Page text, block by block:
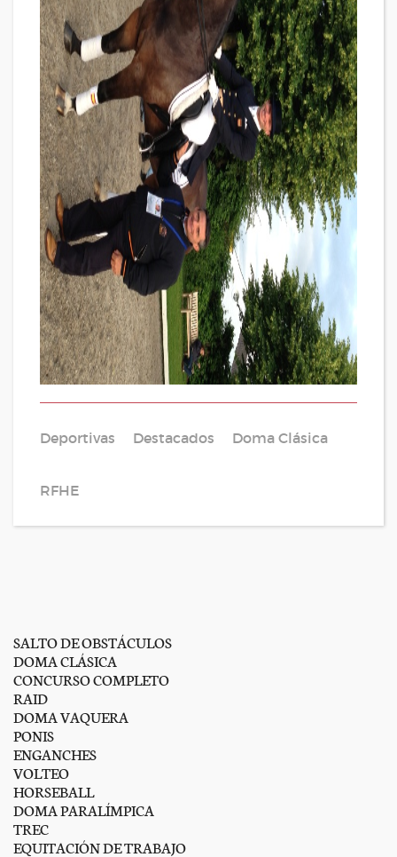
Deportivas Destacados Doma Clásica
RFHE
SALTO DE OBSTÁCULOS
DOMA CLÁSICA
CONCURSO COMPLETO
RAID
DOMA VAQUERA
PONIS
ENGANCHES
VOLTEO
HORSEBALL
DOMA PARALÍMPICA
TREC
EQUITACIÓN DE TRABAJO